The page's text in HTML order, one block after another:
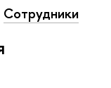
Сотрудники